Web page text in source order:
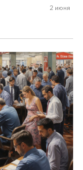
2 июня